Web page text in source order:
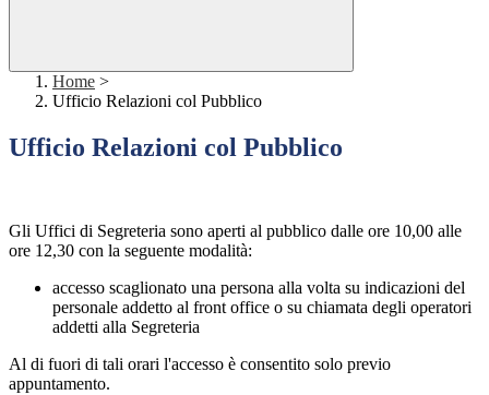
Home >
Ufficio Relazioni col Pubblico
Ufficio Relazioni col Pubblico
Gli Uffici di Segreteria sono aperti al pubblico dalle ore 10,00 alle
ore 12,30 con la seguente modalità:
accesso scaglionato una persona alla volta su indicazioni del
personale addetto al front office o su chiamata degli operatori
addetti alla Segreteria
Al di fuori di tali orari l'accesso è consentito solo previo
appuntamento.